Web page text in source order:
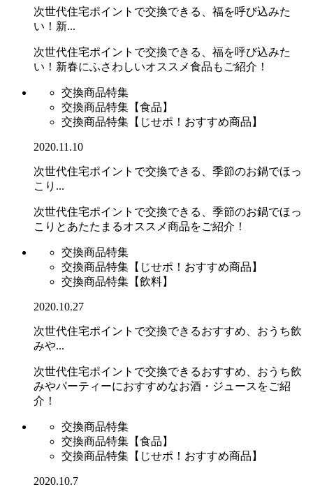
次世代住宅ポイントで交換できる、福を呼び込みた
い！新...
次世代住宅ポイントで交換できる、福を呼び込みた
い！新春にふさわしいオススメ食品もご紹介！
交換商品特集
交換商品特集【食品】
交換商品特集【じせポ！おすすめ商品】
2020.11.10
次世代住宅ポイントで交換できる、季節のお鍋でほっ
こり...
次世代住宅ポイントで交換できる、季節のお鍋でほっ
こりとあたたまるオススメ商品をご紹介！
交換商品特集
交換商品特集【じせポ！おすすめ商品】
交換商品特集【飲料】
2020.10.27
次世代住宅ポイントで交換できるおすすめ、おうち飲
みや...
次世代住宅ポイントで交換できるおすすめ、おうち飲
みやパーティーにおすすめなお酒・ジュースをご紹
介！
交換商品特集
交換商品特集【食品】
交換商品特集【じせポ！おすすめ商品】
2020.10.7